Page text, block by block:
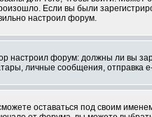
Если вы были
настроил форум.
настроил форум: должны ли вы
личные сообщения, отправка
оставаться под своим